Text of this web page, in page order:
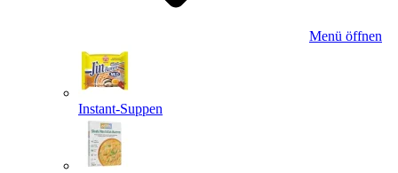
Menü öffnen
Instant-Suppen